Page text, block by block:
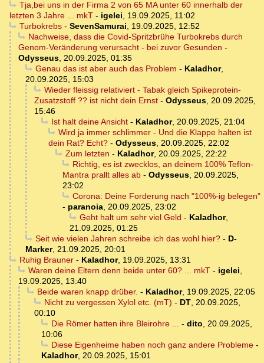
Tja,bei uns in der Firma 2 von 65 MA unter 60 innerhalb der
letzten 3 Jahre ... mkT - igelei, 19.09.2025, 11:02
Turbokrebs- SevenSamurai, 19.09.2025, 12:52
Nachweise, dass die Covid-Spritzbrühe Turbokrebs durch
Genom-Veränderung verursacht - bei zuvor Gesunden -
Odysseus, 20.09.2025, 01:35
Genau das ist aber auch das Problem - Kaladhor,
20.09.2025, 15:03
Wieder fleissig relativiert - Tabak gleich Spikeprotein-
Zusatzstoff ?? ist nicht dein Ernst - Odysseus, 20.09.2025,
15:46
Ist halt deine Ansicht- Kaladhor, 20.09.2025, 21:04
Wird ja immer schlimmer - Und die Klappe halten ist
dein Rat? Echt? - Odysseus, 20.09.2025, 22:02
Zum letzten - Kaladhor, 20.09.2025, 22:22
Richtig, es ist zwecklos, an deinem 100% Teflon-
Mantra prallt alles ab - Odysseus, 20.09.2025,
23:02
Corona: Deine Forderung nach "100%-ig belegen"
- paranoia, 20.09.2025, 23:02
Geht halt um sehr viel Geld - Kaladhor,
21.09.2025, 01:25
Seit wie vielen Jahren schreibe ich das wohl hier?- D-
Marker, 21.09.2025, 20:01
Ruhig Brauner- Kaladhor, 19.09.2025, 13:31
Waren deine Eltern denn beide unter 60? ... mkT- igelei,
19.09.2025, 13:40
Beide waren knapp drüber. - Kaladhor, 19.09.2025, 22:05
Nicht zu vergessen Xylol etc. (mT) - DT, 20.09.2025,
00:10
Die Römer hatten ihre Bleirohre ... - dito, 20.09.2025,
10:06
Diese Eigenheime haben noch ganz andere Probleme-
Kaladhor, 20.09.2025, 15:01